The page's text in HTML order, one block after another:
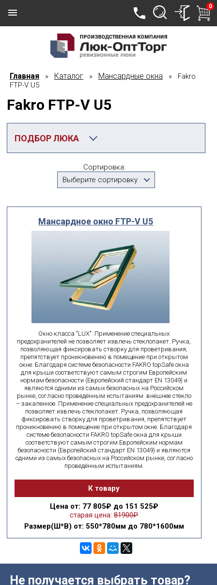
0
Главная » Каталог » Мансардные окна » Fakro
FTP-V U5
Fakro FTP-V U5
ПОДБОР ЛЮКА
Fakro FTP-V U5
Выберите...
высота
мм
поиск по id
искать по id
ВЫ ИЩЕТЕ:
Сбросить фильтр подобрать
Сортировка:
Выберите сортировку
Мансардное окно FTP-V U5
Окно класса "LUX". Применение специальных
предохранителей не позволяет извлечь стеклопакет. Ручка,
позволяющая фиксировать створку для проветривания,
препятствует проникновению в помещение при открытом
окне. Благодаря системе безопасности FAKRO topSafe окна
для крыши соответствуют самым строгим Европейским
нормам безопасности (Европейский стандарт EN 13049) и
являются одними из самых безопасных на Российском
рынке, согласно проведённым испытаниям. внешнее стекло
– закаленное. Применение специальных предохранителей не
позволяет извлечь стеклопакет. Ручка, позволяющая
фиксировать створку для проветривания, препятствует
проникновению в помещение при открытом окне. Благодаря
системе безопасности FAKRO topSafe окна для крыши
соответствуют самым строгим Европейским нормам
безопасности (Европейский стандарт EN 13049) и являются
одними из самых безопасных на Российском рынке, согласно
проведённым испытаниям.
К товару
Ценаот: 77 805₽ до 151 525₽
старая цена: 81900₽
Размер(Ш*В) от: 550*780мм до 780*1600мм
Не получается выбрать товар?